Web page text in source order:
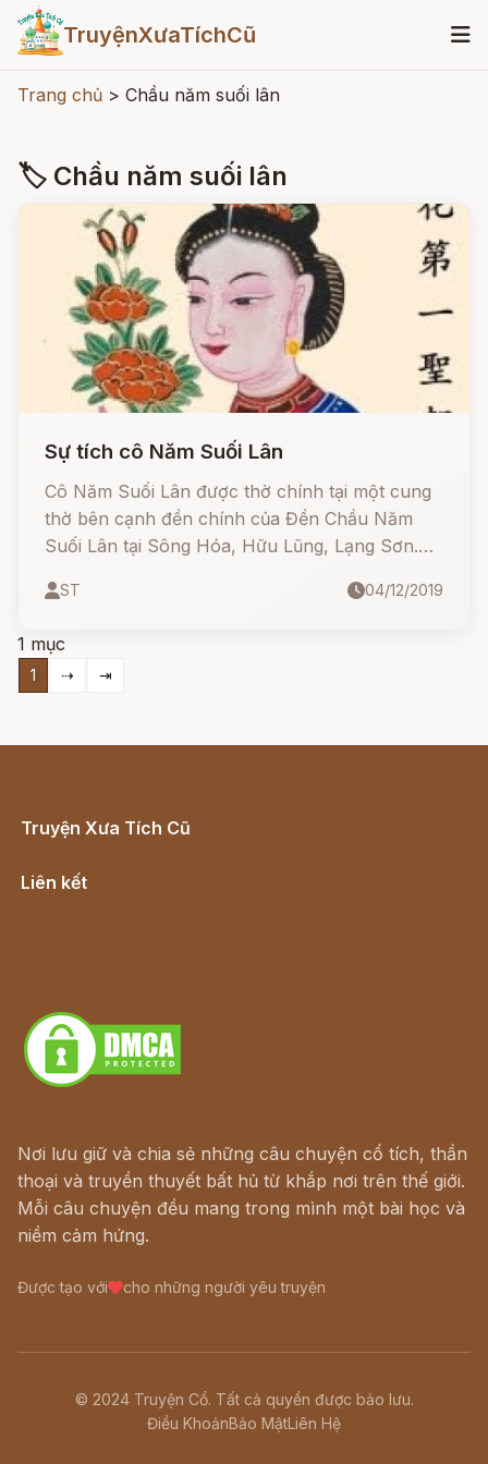
TruyệnXưaTíchCũ
Trang chủ > Chầu năm suối lân
🏷 Chầu năm suối lân
Sự tích cô Năm Suối Lân
Cô Năm Suối Lân được thờ chính tại một cung
thờ bên cạnh đền chính của Đền Chầu Năm
Suối Lân tại Sông Hóa, Hữu Lũng, Lạng Sơn.
và Chầu Năm.
ST 04/12/2019
1 mục
1 ⇢ ⇥
Truyện Xưa Tích Cũ
Liên kết
Nơi lưu giữ và chia sẻ những câu chuyện cổ tích, thần
thoại và truyền thuyết bất hủ từ khắp nơi trên thế giới.
Mỗi câu chuyện đều mang trong mình một bài học và
niềm cảm hứng.
Được tạo với cho những người yêu truyện
© 2024 Truyện Cổ. Tất cả quyền được bảo lưu.
Điều KhoảnBảo MậtLiên Hệ